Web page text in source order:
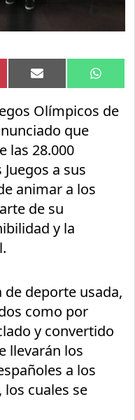
Compartir
en
Email
en
Olímpicos de
que
las 28.000
a sus
animar a los
de su
y la
de deporte usada,
como por
y convertido
llevarán los
a los
los cuales se